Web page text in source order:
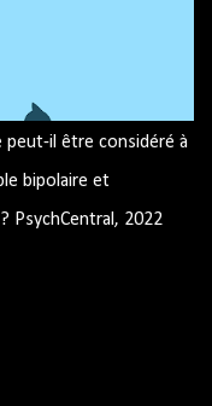
peut-il être considéré à
bipolaire et
PsychCentral, 2022